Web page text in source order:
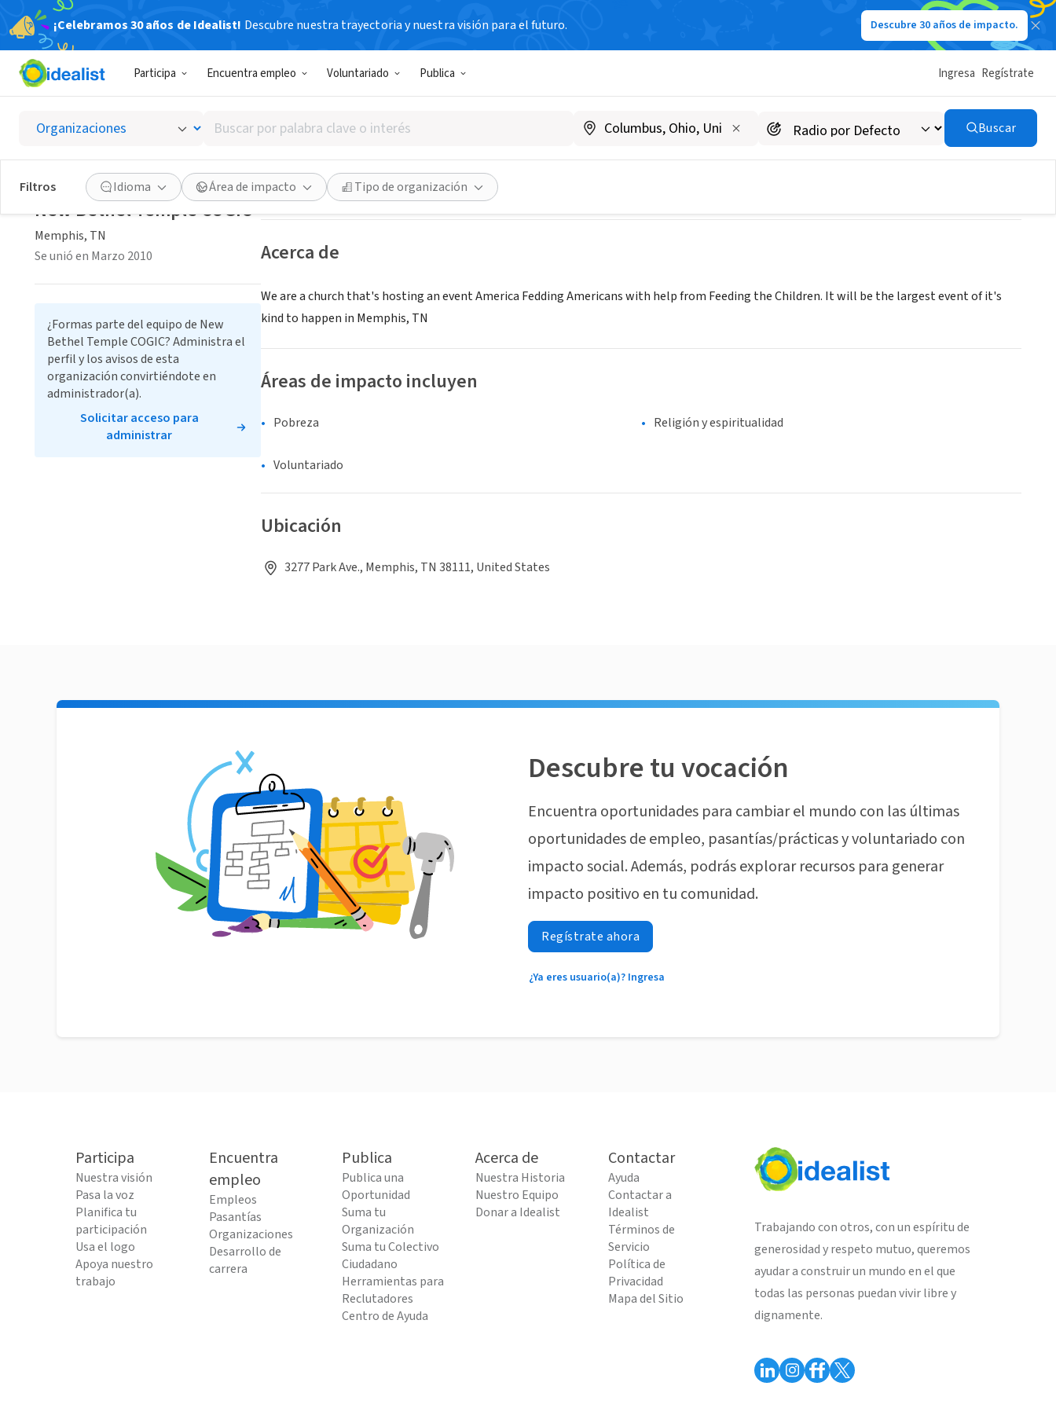
¡Celebramos 30 años de Idealist! Descubre nuestra trayectoria y nuestra visión para el futuro. Descubre 30 años de impacto.
Participa Encuentra empleo Voluntariado Publica Ingresa Regístrate
Buscar
por
palabra
clave
o
interés
Buscar
Filtros Idioma Área de impacto Tipo de organización
New Bethel Temple COGIC
Memphis, TN|nbtministries.com
Guardar Compartir
Acerca de
We are a church that's hosting an event America Fedding Americans with help from Feeding the Children. It will be the largest event of it's
kind to happen in Memphis, TN
Áreas de impacto incluyen
Pobreza Religión y espiritualidad
Voluntariado
Ubicación
3277 Park Ave., Memphis, TN 38111, United States
New Bethel Temple COGIC
Memphis, TN
Se unió en Marzo 2010
¿Formas parte del equipo de New
Bethel Temple COGIC? Administra el
perfil y los avisos de esta
organización convirtiéndote en
administrador(a).
Solicitar acceso para
administrar
Descubre tu vocación
Encuentra oportunidades para cambiar el mundo con las últimas
oportunidades de empleo, pasantías/prácticas y voluntariado con
impacto social. Además, podrás explorar recursos para generar
impacto positivo en tu comunidad.
Regístrate ahora
¿Ya eres usuario(a)? Ingresa
Participa
Nuestra visión
Pasa la voz
Planifica tu
participación
Usa el logo
Apoya nuestro
trabajo
Encuentra
empleo
Empleos
Pasantías
Organizaciones
Desarrollo de
carrera
Publica
Publica una
Oportunidad
Suma tu
Organización
Suma tu Colectivo
Ciudadano
Herramientas para
Reclutadores
Centro de Ayuda
Acerca de
Nuestra Historia
Nuestro Equipo
Donar a Idealist
Contactar
Ayuda
Contactar a
Idealist
Términos de
Servicio
Política de
Privacidad
Mapa del Sitio
Trabajando con otros, con un espíritu de
generosidad y respeto mutuo, queremos
ayudar a construir un mundo en el que
todas las personas puedan vivir libre y
dignamente.